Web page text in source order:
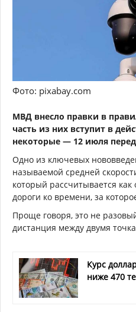
Фото: pixabay.com
МВД внесло правки в
часть из них вступит в
некоторые — 12 июля
Одно из ключевых
называемой средней
который рассчитывается
дороги ко времени, за
Проще говоря, это не
дистанция между двумя
Курс
ниже 470